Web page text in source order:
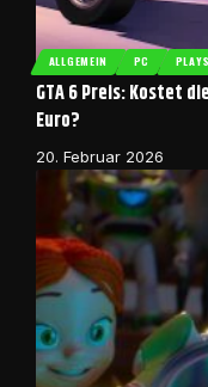
ALLGEMEIN PC
GTA 6 Preis: Kostet
Euro?
20. Februar 2026